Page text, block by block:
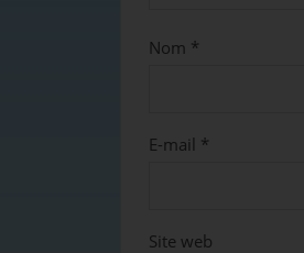
Nom *
E-mail *
Site web